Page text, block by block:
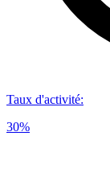
Taux d'activité:
30%